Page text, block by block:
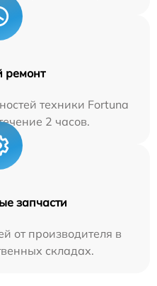
ремонт
техники Fortuna
2 часов.
запчасти
от производителя в
складах.